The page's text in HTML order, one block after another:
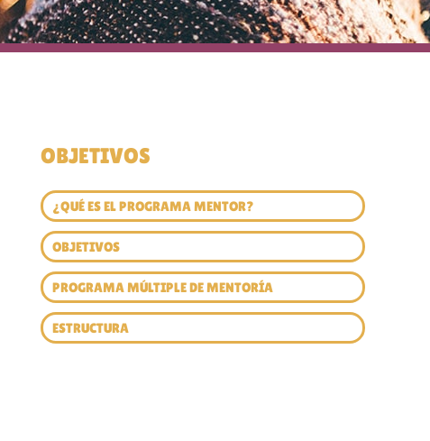
OBJETIVOS
¿QUÉ ES EL PROGRAMA MENTOR?
OBJETIVOS
PROGRAMA MÚLTIPLE DE MENTORÍA
ESTRUCTURA